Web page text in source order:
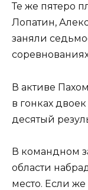
Те же пятеро
Лопатин,
заняли
В активе
в гонках
десятый
В командном
области
место. Если же